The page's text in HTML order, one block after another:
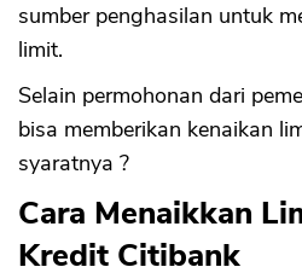
sumber penghasilan untuk
limit.
Selain permohonan dari
bisa memberikan kenaikan
syaratnya ?
Cara Menaikkan
Kredit Citibank